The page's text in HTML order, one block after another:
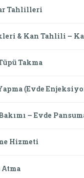
Tahlilleri
& Kan Tahlili –
Takma
(Evde
– Evde
Hizmeti